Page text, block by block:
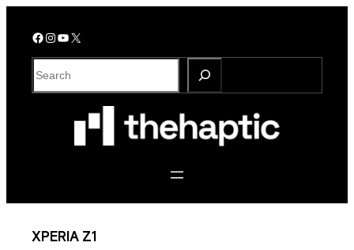
Facebook InstagramYouTube X
S
e
XPERIA Z1